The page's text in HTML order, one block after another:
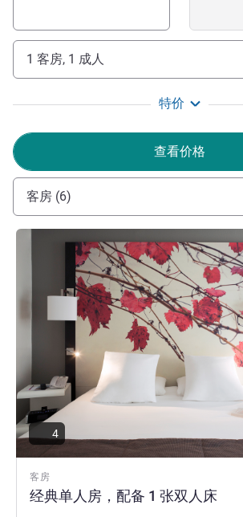
美居酒店。我们酒店是探索该城市和地
以游览阿卡雄湾和圣艾米隆葡萄园等景点
VINCENT GASNIER 酒店管理
1 客房, 1 成人
特价
查看价格
客房 (6)
客房
经典单人房，配备 1 张双人床
请参阅详情
4